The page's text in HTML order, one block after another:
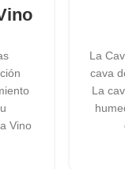
Vino
La
cava
La